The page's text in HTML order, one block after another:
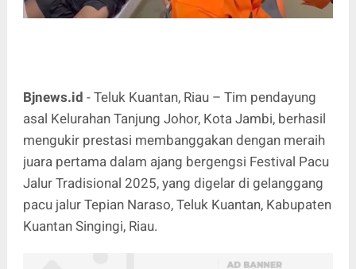
Bjnews.id - Teluk Kuantan, Riau– Tim pendayung
asal Kelurahan Tanjung Johor, Kota Jambi, berhasil
mengukir prestasi membanggakan dengan meraih
juara pertama dalam ajang bergengsi Festival Pacu
Jalur Tradisional 2025, yang digelar di gelanggang
pacu jalur Tepian Naraso, Teluk Kuantan, Kabupaten
Kuantan Singingi, Riau.